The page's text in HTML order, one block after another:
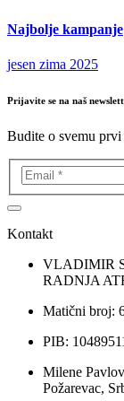
Najbolje kampanje
jesen zima 2025
Prijavite se na naš
Budite o svemu prvi
Kontakt
VLADIMIR
RADNJA
Matični broj:
PIB:
Milene
Požarevac,